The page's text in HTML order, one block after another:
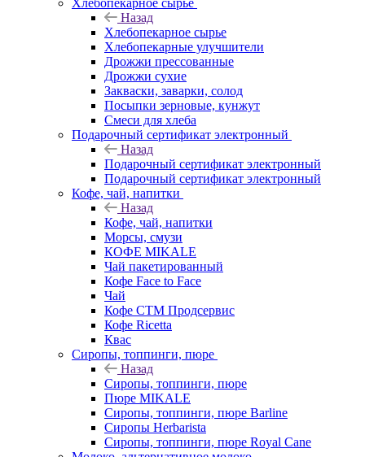
Хлебопекарное сырье
Назад
Хлебопекарное сырье
Хлебопекарные улучшители
Дрожжи прессованные
Дрожжи сухие
Закваски, заварки, солод
Посыпки зерновые, кунжут
Смеси для хлеба
Подарочный сертификат электронный
Назад
Подарочный сертификат электронный
Подарочный сертификат электронный
Кофе, чай, напитки
Назад
Кофе, чай, напитки
Морсы, смузи
КОФЕ MIKALE
Чай пакетированный
Кофе Face to Face
Чай
Кофе СТМ Продсервис
Кофе Ricetta
Квас
Сиропы, топпинги, пюре
Назад
Сиропы, топпинги, пюре
Пюре MIKALE
Сиропы, топпинги, пюре Barline
Сиропы Herbarista
Сиропы, топпинги, пюре Royal Cane